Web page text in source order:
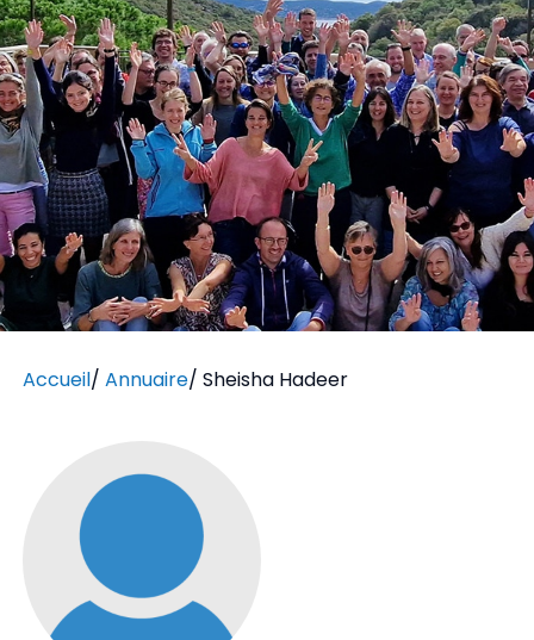
Accueil/ Annuaire/ Sheisha Hadeer